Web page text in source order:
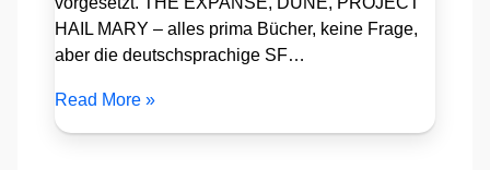
HAIL MARY – alles prima Bücher, keine Frage,
aber die deutschsprachige SF…
Read More »